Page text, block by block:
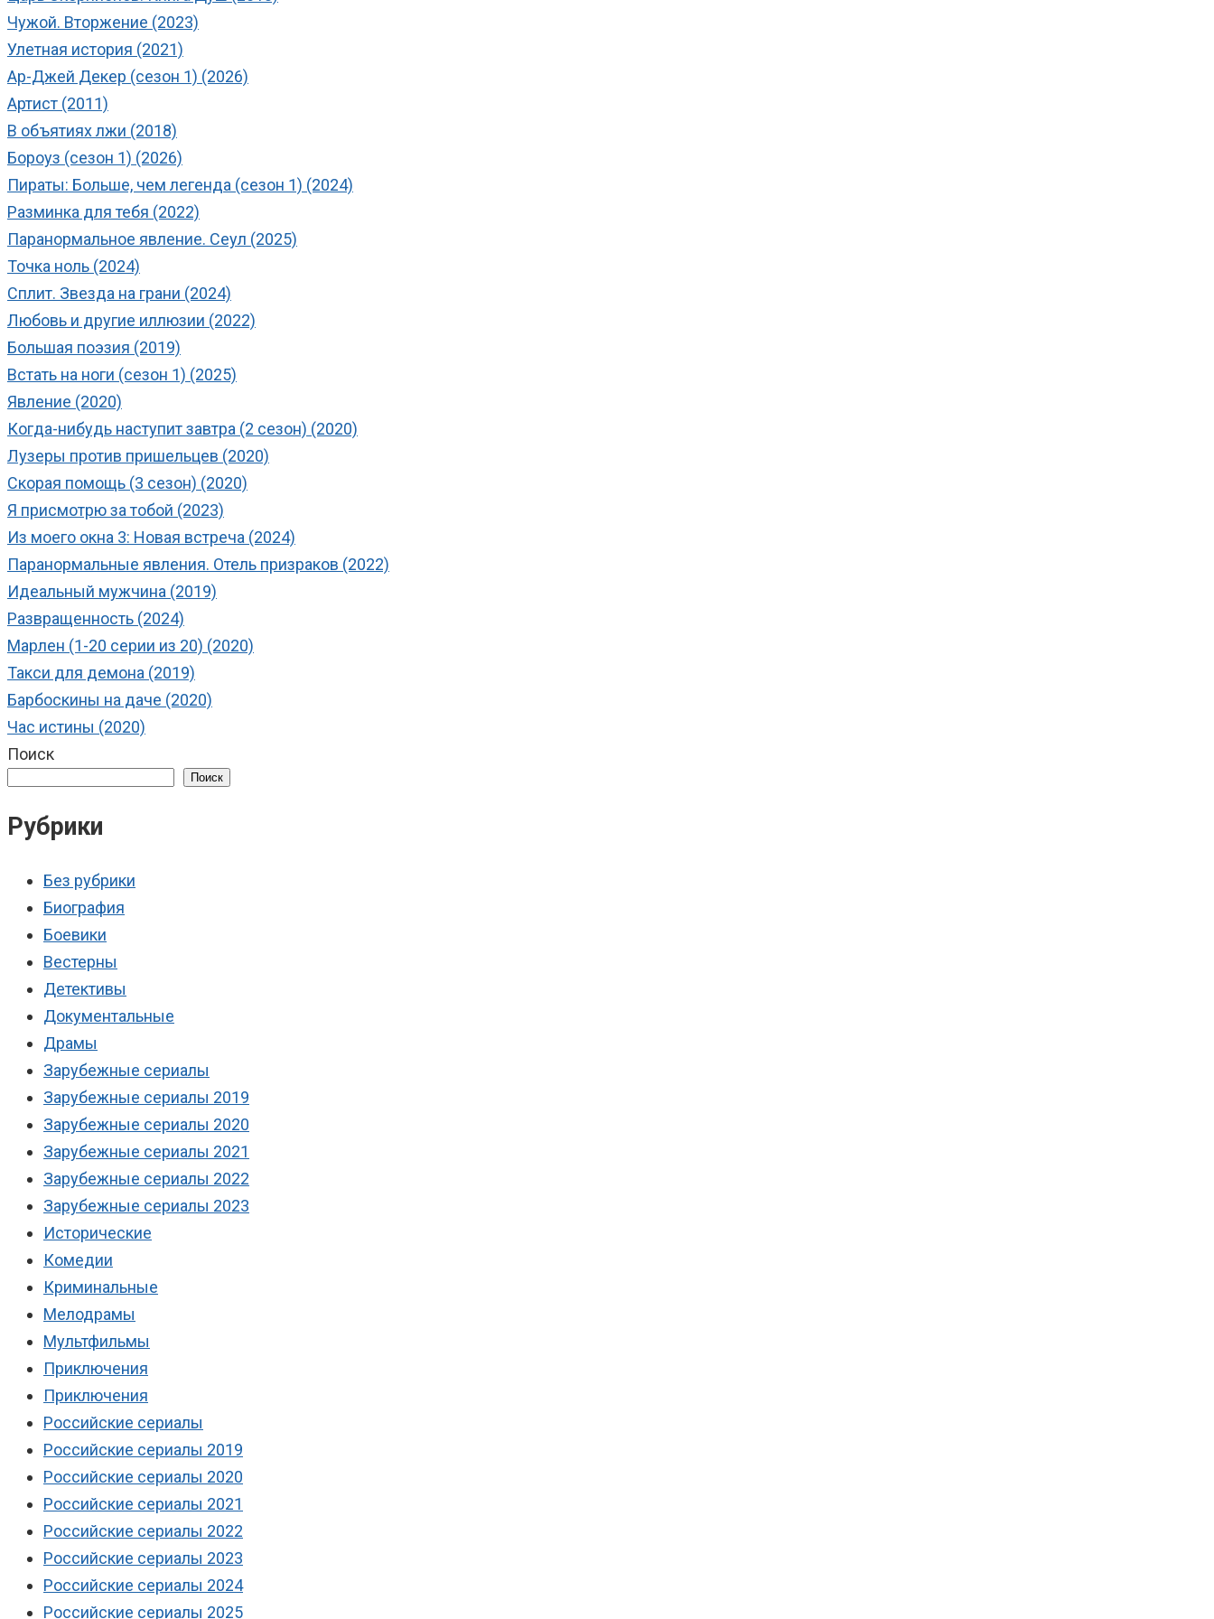
Чужой. Вторжение (2023)
Улетная история (2021)
Ар-Джей Декер (сезон 1) (2026)
Артист (2011)
В объятиях лжи (2018)
Бороуз (сезон 1) (2026)
Пираты: Больше, чем легенда (сезон 1) (2024)
Разминка для тебя (2022)
Паранормальное явление. Сеул (2025)
Точка ноль (2024)
Сплит. Звезда на грани (2024)
Любовь и другие иллюзии (2022)
Большая поэзия (2019)
Встать на ноги (сезон 1) (2025)
Явление (2020)
Когда-нибудь наступит завтра (2 сезон) (2020)
Лузеры против пришельцев (2020)
Скорая помощь (3 сезон) (2020)
Я присмотрю за тобой (2023)
Из моего окна 3: Новая встреча (2024)
Паранормальные явления. Отель призраков (2022)
Идеальный мужчина (2019)
Развращенность (2024)
Марлен (1-20 серии из 20) (2020)
Такси для демона (2019)
Барбоскины на даче (2020)
Час истины (2020)
Поиск
Поиск
Рубрики
Без рубрики
Биография
Боевики
Вестерны
Детективы
Документальные
Драмы
Зарубежные сериалы
Зарубежные сериалы 2019
Зарубежные сериалы 2020
Зарубежные сериалы 2021
Зарубежные сериалы 2022
Зарубежные сериалы 2023
Исторические
Комедии
Криминальные
Мелодрамы
Мультфильмы
Приключения
Приключения
Российские сериалы
Российские сериалы 2019
Российские сериалы 2020
Российские сериалы 2021
Российские сериалы 2022
Российские сериалы 2023
Российские сериалы 2024
Российские сериалы 2025